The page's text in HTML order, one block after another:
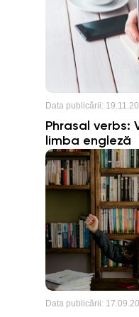
Data publicării:
Phrasal verbs:
limba engleză
Data publicării: